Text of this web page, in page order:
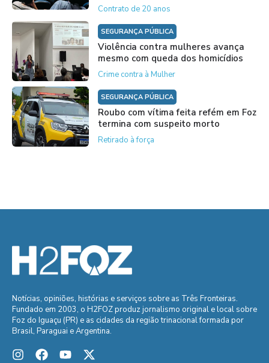
Contrato de 20 anos
SEGURANÇA PÚBLICA
Violência contra mulheres avança
mesmo com queda dos homicídios
Crime contra à Mulher
SEGURANÇA PÚBLICA
Roubo com vítima feita refém em Foz
termina com suspeito morto
Retirado à força
Notícias, opiniões, histórias e serviços sobre as Três Fronteiras.
Fundado em 2003, o H2FOZ produz jornalismo original e local sobre
Foz do Iguaçu (PR) e as cidades da região trinacional formada por
Brasil, Paraguai e Argentina.